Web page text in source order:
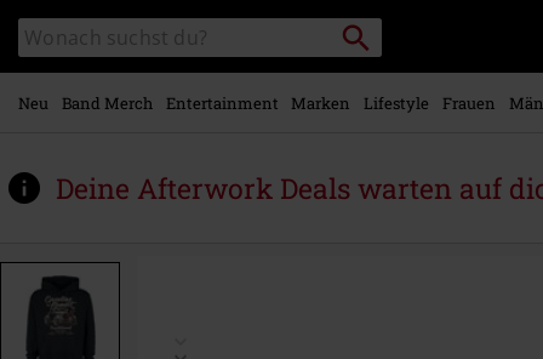
Hauptinhalt
springen
Katalog
durchsuchen
Packstation
suchen
Neu Band Merch Entertainment Marken Lifestyle Frauen
Deine Afterwork Deals warten auf
www.emp.at/p/traditional/508590.html